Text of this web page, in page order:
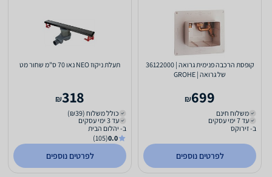
קופסת הרכבה פנימית גרואה | 36122000
של גרואה | GROHE
699
₪
משלוח חינם
עד 7 ימי עסקים
ב- זירוקס
לפרטים נוספים
תעלת ניקוז NEO נאו 70 ס"מ שחור מט
318
₪
כולל משלוח (₪39)
עד 3 ימי עסקים
ב- יהלום הבית
0.0
(105)
לפרטים נוספים